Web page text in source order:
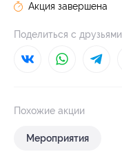
Акция завершена
Поделиться с друзьями
Похожие акции
Мероприятия